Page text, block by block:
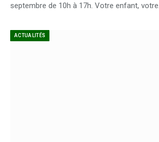
septembre de 10h à 17h. Votre enfant, votre…
ACTUALITÉS